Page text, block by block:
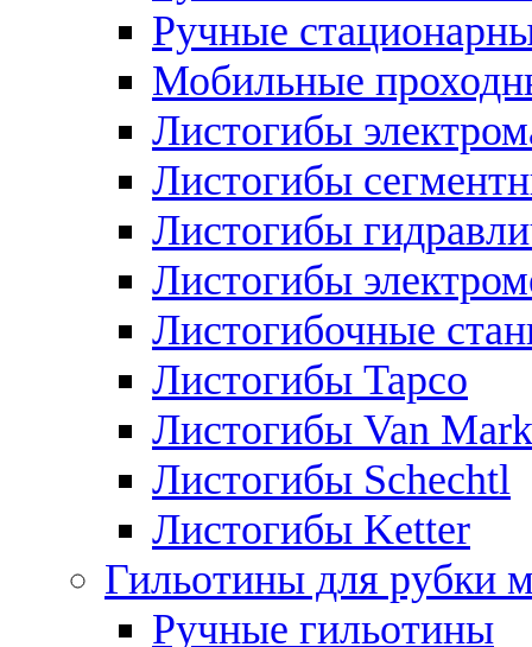
Ручные
Мобильные
Листогибы
Листогибы
Листогибы
Листогибы
Листогибочные
Листогибы Tapco
Листогибы Van Mark
Листогибы Schechtl
Листогибы Ketter
Гильотины для рубки
Ручные гильотины